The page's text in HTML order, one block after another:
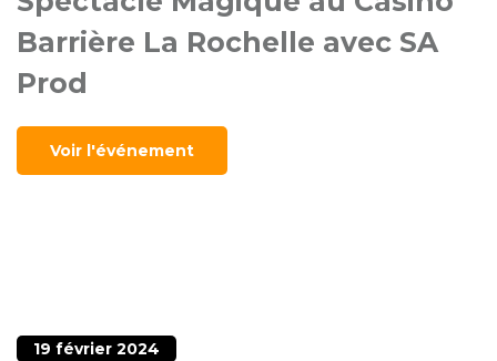
Barrière La Rochelle avec SA
Prod
Voir l'événement
19 février 2024